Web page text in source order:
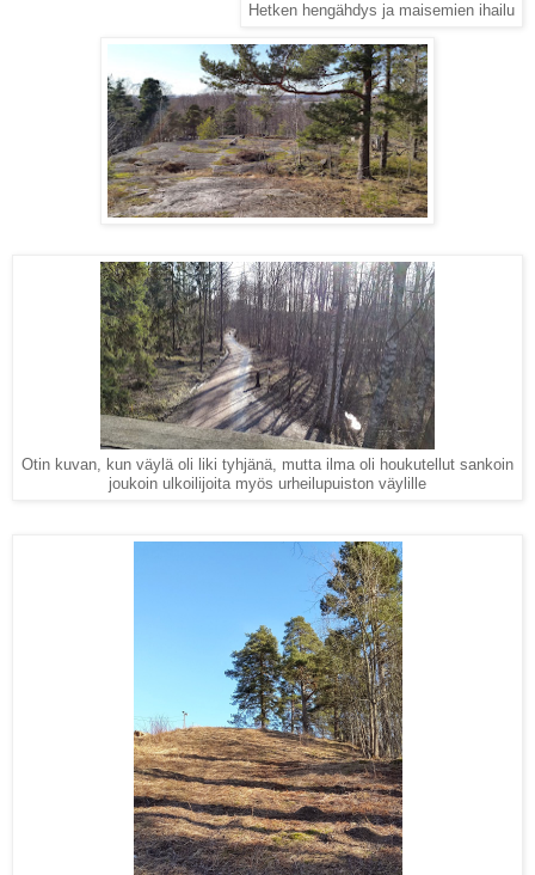
Hetken hengähdys ja maisemien ihailu
Otin kuvan, kun väylä oli liki tyhjänä, mutta ilma oli houkutellut sankoin
joukoin ulkoilijoita myös urheilupuiston väylille